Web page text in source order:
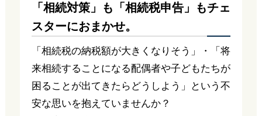
「相続対策」も「相続税申告」もチェ
スターにおまかせ。
「相続税の納税額が大きくなりそう」・「将
来相続することになる配偶者や子どもたちが
困ることが出てきたらどうしよう」という不
安な思いを抱えていませんか？